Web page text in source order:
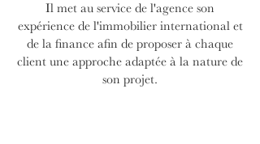
Il met au service de l'agence son
expérience de l'immobilier international et
de la finance afin de proposer à chaque
client une approche adaptée à la nature de
son projet.